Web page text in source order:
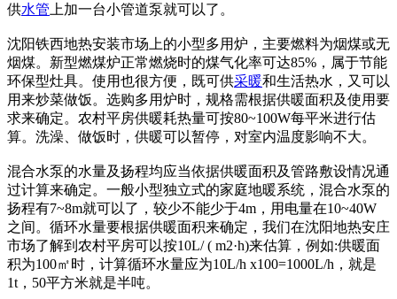
供水管 上加一台小管道泵就可以了。
沈阳铁西地热安装市场上的小型多用炉，主要燃料为烟煤或无
烟煤。新型燃煤炉正常燃烧时的煤气化率可达85%，属于节能
环保型灶具。使用也很方便，既可供采暖和生活热水，又可以
用来炒菜做饭。选购多用炉时，规格需根据供暖面积及使用要
求来确定。农村平房供暖耗热量可按80~100W每平米进行估
算。洗澡、做饭时，供暖可以暂停，对室内温度影响不大。
混合水泵的水量及扬程均应当依据供暖面积及管路敷设情况通
过计算来确定。一般小型独立式的家庭地暖系统，混合水泵的
扬程有7~8m就可以了，较少不能少于4m，用电量在10~40W
之间。循环水量要根据供暖面积来确定，我们在沈阳地热安庄
市场了解到农村平房可以按10L/ ( m2·h)来估算，例如:供暖面
积为100㎡时，计算循环水量应为10L/h x100=1000L/h，就是
1t，50平方米就是半吨。